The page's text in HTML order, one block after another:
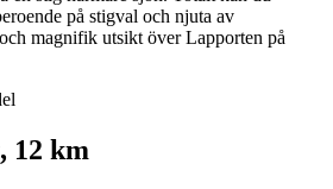
på stigval och njuta av
magnifik utsikt över Lapporten på
12 km